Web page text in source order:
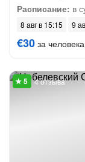
Расписание: в
8 авг в 15:15 9
€30 за человека
4 отзыва